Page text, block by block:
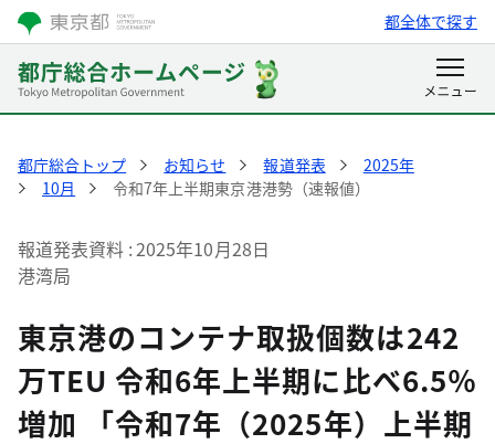
都全体で探す
都庁総合トップ お知らせ 報道発表
2025年
10月
令和7年上半期東京港港勢（速報値）
報道発表資料 2025年10月28日
港湾局
東京港のコンテナ取扱個数は242
万TEU 令和6年上半期に比べ6.5％
増加 「令和7年（2025年）上半期